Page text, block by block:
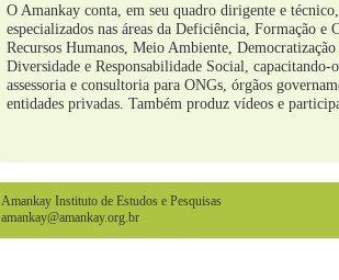
O Amankay conta, em seu quadro dirigente e
especializados nas áreas da Deficiência, Formação e
Recursos Humanos, Meio Ambiente,
Diversidade e Responsabilidade Social, capacitando-
assessoria e consultoria para ONGs, órgãos
entidades privadas. Também produz vídeos e
Amankay Instituto de Estudos e Pesquisas
amankay@amankay.org.br